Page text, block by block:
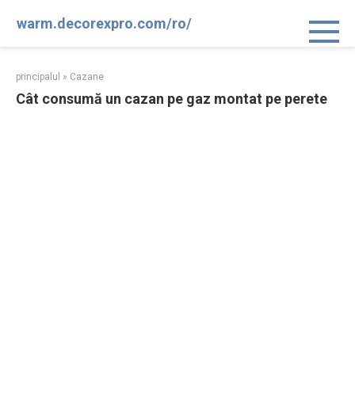
warm.decorexpro.com/ro/
principalul » Cazane
Cât consumă un cazan pe gaz montat pe perete